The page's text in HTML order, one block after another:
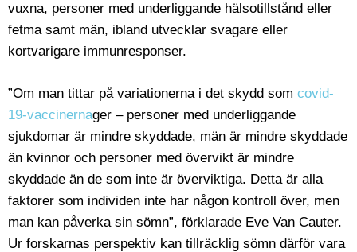
vuxna, personer med underliggande hälsotillstånd eller
fetma samt män, ibland utvecklar svagare eller
kortvarigare immunresponser.
”Om man tittar på variationerna i det skydd som covid-
19-vaccinernager – personer med underliggande
sjukdomar är mindre skyddade, män är mindre skyddade
än kvinnor och personer med övervikt är mindre
skyddade än de som inte är överviktiga. Detta är alla
faktorer som individen inte har någon kontroll över, men
man kan påverka sin sömn”, förklarade Eve Van Cauter.
Ur forskarnas perspektiv kan tillräcklig sömn därför vara